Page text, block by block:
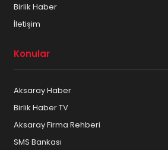
Birlik Haber
İletişim
Konular
Aksaray Haber
Birlik Haber TV
Aksaray Firma Rehberi
SMS Bankası